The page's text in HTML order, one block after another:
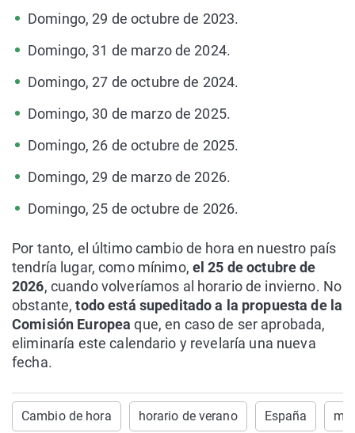
Domingo, 29 de octubre de 2023.
Domingo, 31 de marzo de 2024.
Domingo, 27 de octubre de 2024.
Domingo, 30 de marzo de 2025.
Domingo, 26 de octubre de 2025.
Domingo, 29 de marzo de 2026.
Domingo, 25 de octubre de 2026.
Por tanto, el último cambio de hora en nuestro país
tendría lugar, como mínimo, el 25 de octubre de
2026, cuando volveríamos al horario de invierno. No
obstante,todo está supeditado a la propuesta de la
Comisión Europea que, en caso de ser aprobada,
eliminaría este calendario y revelaría una nueva
fecha.
Cambio de hora horario de verano España